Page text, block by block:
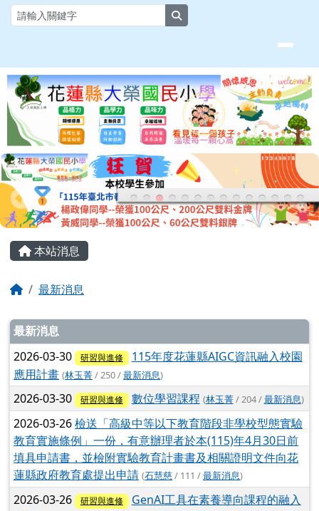
跳至主內容區
花蓮縣大榮國小全球資訊網
主內容區域
本站消息
回首頁最新消息
文章列表
最新消息
2026-03-30 研習與進修
115年度花蓮縣AIGC資訊融入校園
應用計畫 (林玉菁/ 250 /最新消息)
2026-03-30 研習與進修 數位學習課程 (林玉菁/ 204 /最新消息)
2026-03-26檢送「高級中等以下教育階段非學校型態實驗
教育實施條例」一份，有意辦理者於本(115)年4月30日前
填具申請書，並檢附實驗教育計畫書及相關證明文件向花
蓮縣政府教育處提出申請 (石慧慈/ 111 /最新消息)
2026-03-26 研習與進修
GenAI工具在素養導向課程的融入
頁尾區域